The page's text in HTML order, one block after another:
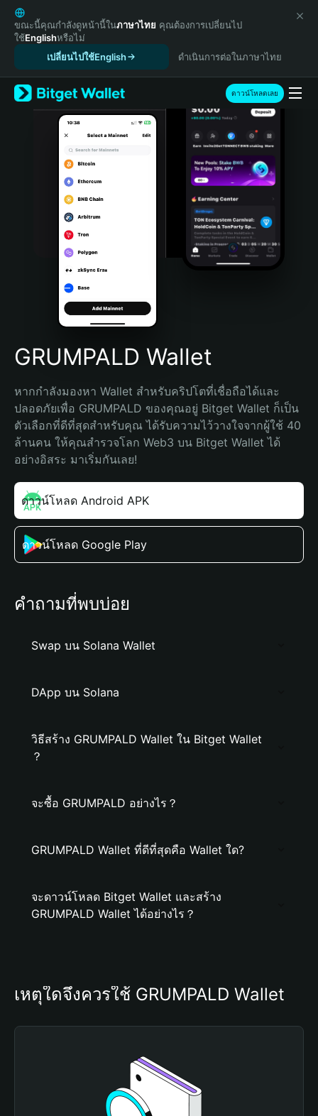
English
日本語
Tiếng Việt
Español (Latinoamérica)
Türkçe
Italiano
Português (Portugal)
Bahasa Indonesia
Português (Brasil)
Español (Argentina)
ขณะนี้คุณกำลังดูหน้านี้ในภาษาไทย คุณต้องการเปลี่ยนไป
ใช้Englishหรือไม่
เปลี่ยนไปใช้English
ดำเนินการต่อในภาษาไทย
ดาวน์โหลดเลย
GRUMPALD Wallet
หากกำลังมองหา Wallet สำหรับคริปโตที่เชื่อถือได้และ
ปลอดภัยเพื่อ GRUMPALD ของคุณอยู่ Bitget Wallet ก็เป็น
ตัวเลือกที่ดีที่สุดสำหรับคุณ ได้รับความไว้วางใจจากผู้ใช้ 40
ล้านคน ให้คุณสำรวจโลก Web3 บน Bitget Wallet ได้
อย่างอิสระ มาเริ่มกันเลย!
ดาวน์โหลด Android APK
ดาวน์โหลด Google Play
คำถามที่พบบ่อย
Swap บน Solana Wallet
DApp บน Solana
วิธีสร้าง GRUMPALD Wallet ใน Bitget Wallet
？
จะซื้อ GRUMPALD อย่างไร？
GRUMPALD Wallet ที่ดีที่สุดคือ Wallet ใด?
จะดาวน์โหลด Bitget Wallet และสร้าง
GRUMPALD Wallet ได้อย่างไร？
เหตุใดจึงควรใช้ GRUMPALD Wallet